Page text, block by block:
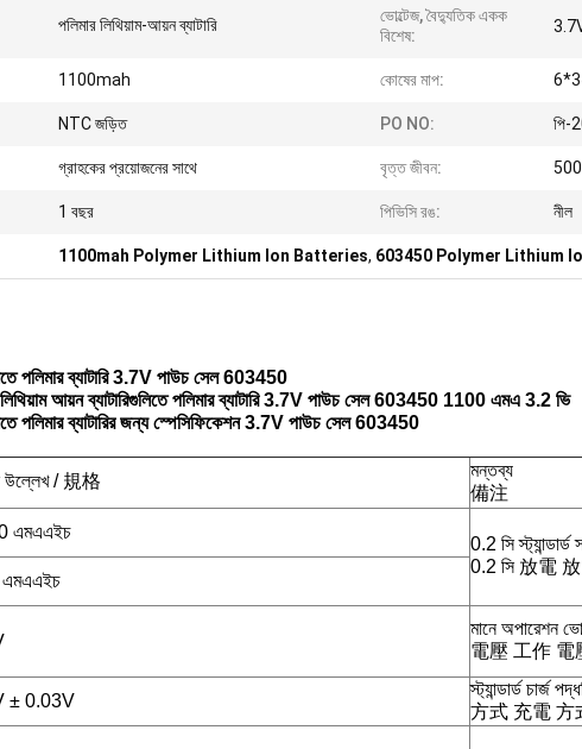
পলিমার লিথিয়াম-আয়ন ব্যাটারি
ভোল্টেজ, বৈদ্যুতিক একক
বিশেষ:
1100mah কোষের মাপ:
NTC জড়িত PO NO: পি-
গ্রাহকের প্রয়োজনের সাথে বৃত্ত জীবন: 500
1 বছর পিভিসি রঙ: নীল
1100mah Polymer Lithium Ion Batteries, 603450 Polymer Lithium
পলিমার ব্যাটারি 3.7V পাউচ সেল 603450
আয়ন ব্যাটারিগুলিতে পলিমার ব্যাটারি 3.7V পাউচ সেল 603450 1100 এমএ 3.2 ভি
পলিমার ব্যাটারির জন্য স্পেসিফিকেশন 3.7V পাউচ সেল 603450
উল্লেখ / 規格
মন্তব্য
備注
এমএএইচ
0.2 সি স্ট্যান্ডার্ড
0.2 সি 放電
মানে অপারেশন
電壓 工作 電
± 0.03V
স্ট্যান্ডার্ড চার্জ
方式 充電 方